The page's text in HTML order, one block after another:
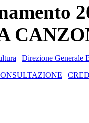
| Direzione Generale
|